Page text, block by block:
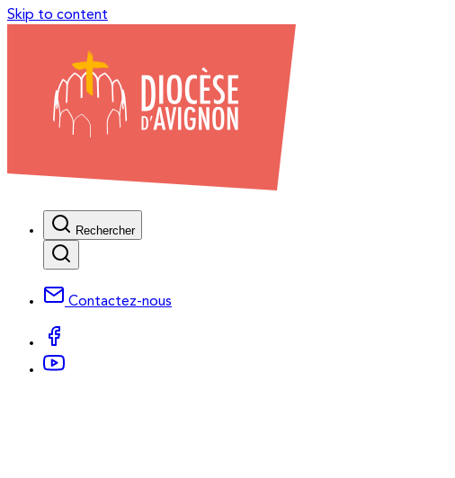
Skip to content
Rechercher
Contactez-nous